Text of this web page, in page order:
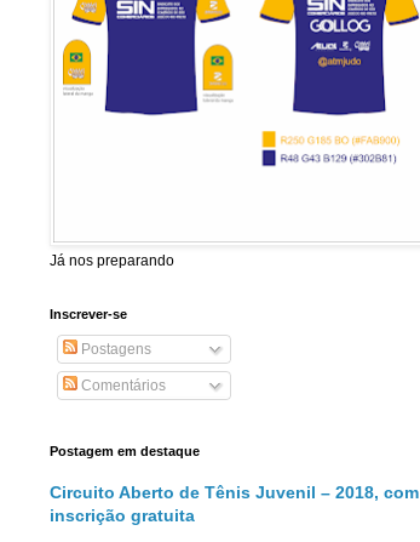
Já nos preparando
Inscrever-se
Postagens
Comentários
Postagem em destaque
Circuito Aberto de Tênis Juvenil – 2018, com
inscrição gratuita